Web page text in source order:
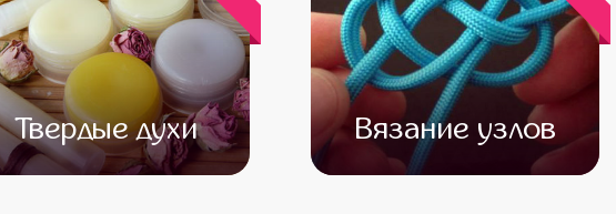
Твердые духи Вязание узлов